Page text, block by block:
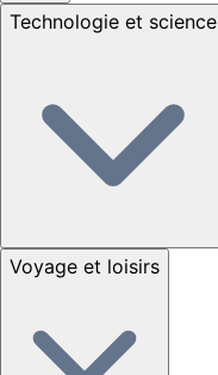
Technologie et science
Voyage et loisirs